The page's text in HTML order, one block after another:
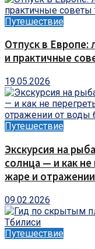
Путешествие
Отпуск в Европе:
и практичные
19.05.2026
Путешествие
Экскурсия на
солнца — и как не
жаре и
09.02.2026
Путешествие